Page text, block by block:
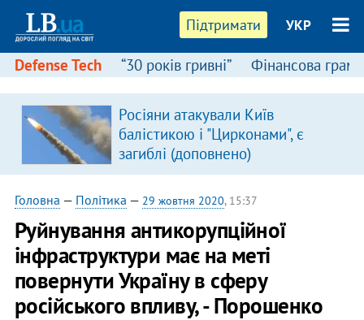
Підтримати УКР
Defense Tech “30 років гривні” Фінансова
Росіяни атакували Київ
балістикою і "Цирконами", є
загиблі (доповнено)
Головна — Політика — 29 жовтня 2020, 15:37
Руйнування антикорупційної
інфраструктури має на меті
повернути Україну в сферу
російського впливу, - Порошенко